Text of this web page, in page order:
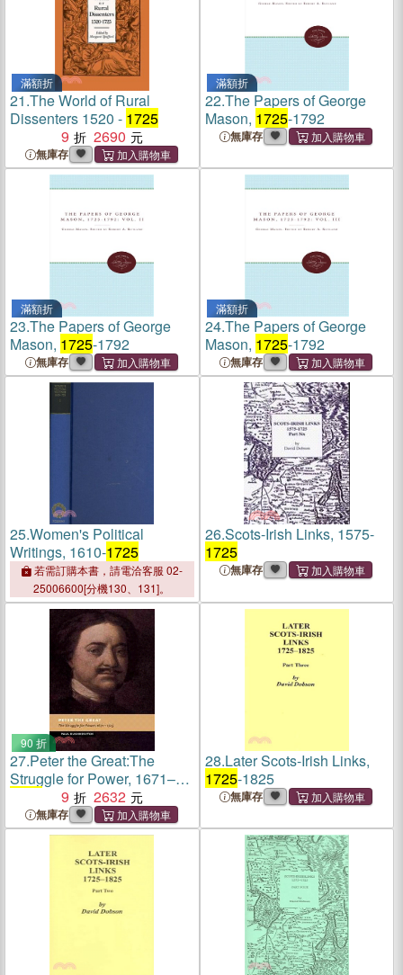
滿額折
21.The World of Rural
Dissenters 1520 - 1725
9
2690
無庫存
滿額折
22.The Papers of George
Mason, 1725-1792
無庫存
滿額折
23.The Papers of George
Mason, 1725-1792
無庫存
滿額折
24.The Papers of George
Mason, 1725-1792
無庫存
25.Women's Political
Writings, 1610-1725
若需訂購本書，請電洽客服 02-
25006600[分機130、131]。
26.Scots-Irish Links, 1575-
1725
無庫存
90 折
27.Peter the Great:The
Struggle for Power, 1671–
9 2632
無庫存
28.Later Scots-Irish Links,
1725-1825
無庫存